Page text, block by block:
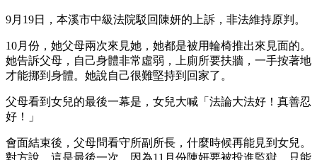
9月19日，本溪市中級法院駁回陳妍的上訴，非法維持原判。
10月份，她父母兩次來見她，她都是被用輪椅推出來見面的。
她告訴父母，自己身體非常虛弱，上廁所要扶牆，一手按著地
才能挪到身體。她說自己很難堅持到回家了。
父母看到女兒的最後一幕是，女兒大喊「法論大法好！真善忍
好！」
會面結束後，父母問看守所副所長，什麼時候再能見到女兒。
對方說，這是最後一次，因為11月份陳妍要被投進監獄，只能